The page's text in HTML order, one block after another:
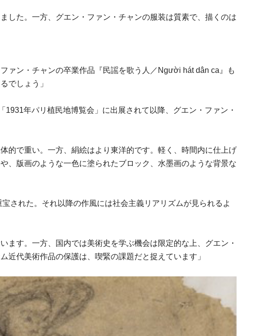
した。一方、グエン・ファン・チャンの服装は質素で、描くのは
ァン・チャンの卒業作品『民謡を歌う人／Người hát dân ca』も
でしょう」
年パリ植民地博覧会」に出展されて以降、グエン・ファン・
的で重い。一方、絹絵はより東洋的です。軽く、時間内に仕上げ
、版画のような一色に塗られたブロック、水墨画のような背景な
された。それ以降の作風には社会主義リアリズムが見られるよ
ます。一方、国内では美術史を学ぶ機会は限定的な上、グエン・
代美術作品の保護は、喫緊の課題だと捉えています」